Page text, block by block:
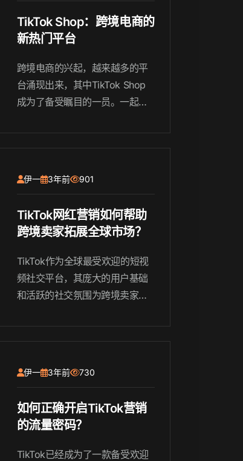
TikTok Shop：跨境电商的
新热门平台
跨境电商的兴起，越来越多的平
台涌现出来，其中TikTok Shop
成为了备受瞩目的一员。一起来
势，以及其在跨境电商市场中的
伊一 3年前 901
TikTok网红营销如何帮助
跨境卖家拓展全球市场？
TikTok作为全球最受欢迎的短视
频社交平台，其庞大的用户基础
和活跃的社交氛围为跨境卖家提
Tok网红合作，拓展全球市场。
伊一 3年前 730
如何正确开启TikTok营销
的流量密码？
TikTok已经成为了一款备受欢迎